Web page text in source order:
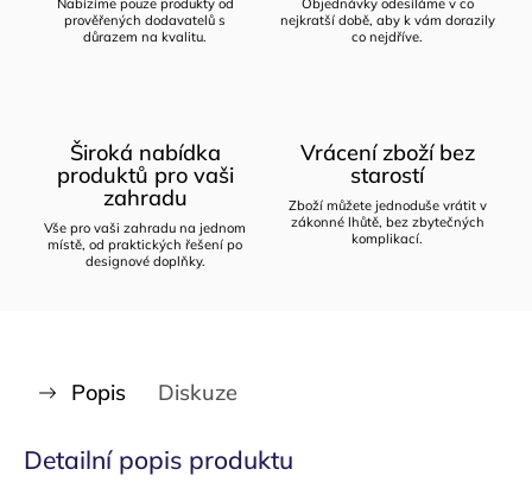
Nabízíme pouze produkty od
prověřených dodavatelů s
důrazem na kvalitu.
Objednávky odesíláme v co
nejkratší době, aby k vám dorazily
co nejdříve.
Široká nabídka
produktů pro vaši
zahradu
Vše pro vaši zahradu na jednom
místě, od praktických řešení po
designové doplňky.
Vrácení zboží bez
starostí
Zboží můžete jednoduše vrátit v
zákonné lhůtě, bez zbytečných
komplikací.
Popis Diskuze
Detailní popis produktu